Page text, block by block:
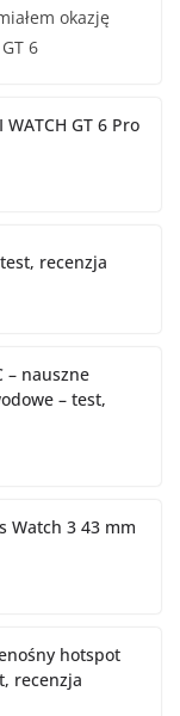
okazję
6
GT 6 Pro
recenzja
– nauszne
– test,
Watch 3 43 mm
hotspot
recenzja